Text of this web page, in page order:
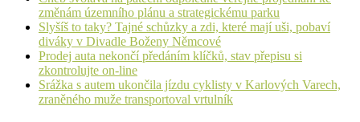
změnám územního plánu a strategickému parku
Slyšíš to taky? Tajné schůzky a zdi, které mají uši, pobaví
diváky v Divadle Boženy Němcové
Prodej auta nekončí předáním klíčků, stav přepisu si
zkontrolujte on-line
Srážka s autem ukončila jízdu cyklisty v Karlových Varech,
zraněného muže transportoval vrtulník